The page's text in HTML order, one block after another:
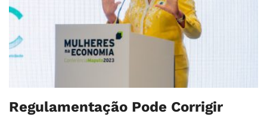
Regulamentação Pode Corrigir